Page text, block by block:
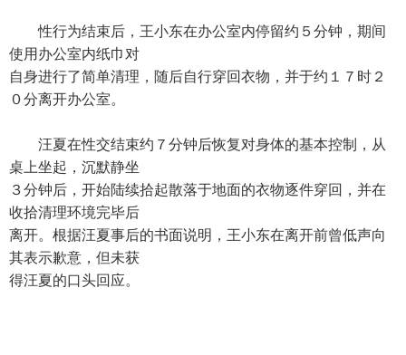
性行为结束后，王小东在办公室内停留约５分钟，期间
使用办公室内纸巾对
自身进行了简单清理，随后自行穿回衣物，并于约１７时２
０分离开办公室。
汪夏在性交结束约７分钟后恢复对身体的基本控制，从
桌上坐起，沉默静坐
３分钟后，开始陆续拾起散落于地面的衣物逐件穿回，并在
收拾清理环境完毕后
离开。根据汪夏事后的书面说明，王小东在离开前曾低声向
其表示歉意，但未获
得汪夏的口头回应。